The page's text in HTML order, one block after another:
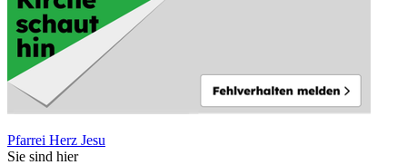
Pfarrei Herz Jesu
Sie sind hier